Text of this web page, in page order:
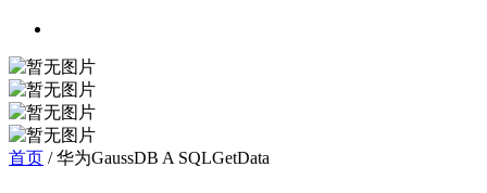
首页 /华为GaussDB A SQLGetData